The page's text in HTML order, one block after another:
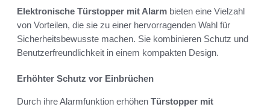
Elektronische Türstopper mit Alarm bieten eine Vielzahl
von Vorteilen, die sie zu einer hervorragenden Wahl für
Sicherheitsbewusste machen. Sie kombinieren Schutz und
Benutzerfreundlichkeit in einem kompakten Design.
Erhöhter Schutz vor Einbrüchen
Durch ihre Alarmfunktion erhöhen Türstopper mit